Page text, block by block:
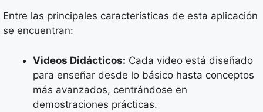
Entre las principales características de esta aplicación
se encuentran:
Videos Didácticos: Cada video está diseñado
para enseñar desde lo básico hasta conceptos
más avanzados, centrándose en
demostraciones prácticas.